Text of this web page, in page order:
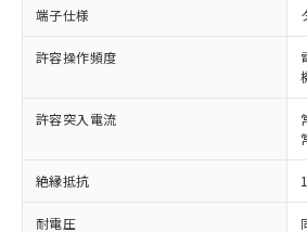
端子仕様
許容操作頻度
許容突入電流
絶縁抵抗
耐電圧
以下の条件をお読みいただき
ご利用ください。
本サービスは、当社制
商品の当社在庫状況お
(税抜)を提供させていた
対応予定：EU RoHS指令（10
有に対応した製品に切り替え
商品です。
対応予定なし：EU RoHS指
非含有に非対応の商品で、対
定はありません。
調査・確認中：EU RoHS指
非含有の対応状況を調査中ま
商品です。
非該当品：ライセンス料など
「○」：最大均質材料含有率